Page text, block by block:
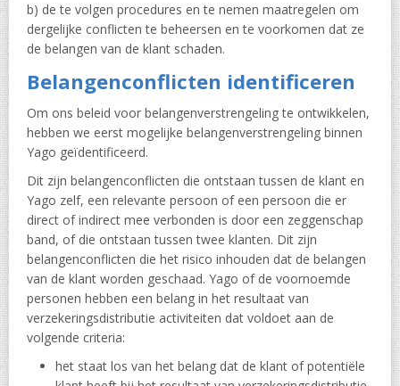
b) de te volgen procedures en te nemen maatregelen om
dergelijke conflicten te beheersen en te voorkomen dat ze
de belangen van de klant schaden.
Belangenconflicten identificeren
Om ons beleid voor belangenverstrengeling te ontwikkelen,
hebben we eerst mogelijke belangenverstrengeling binnen
Yago geïdentificeerd.
Dit zijn belangenconflicten die ontstaan tussen de klant en
Yago zelf, een relevante persoon of een persoon die er
direct of indirect mee verbonden is door een zeggenschap
band, of die ontstaan tussen twee klanten. Dit zijn
belangenconflicten die het risico inhouden dat de belangen
van de klant worden geschaad. Yago of de voornoemde
personen hebben een belang in het resultaat van
verzekeringsdistributie activiteiten dat voldoet aan de
volgende criteria:
het staat los van het belang dat de klant of potentiële